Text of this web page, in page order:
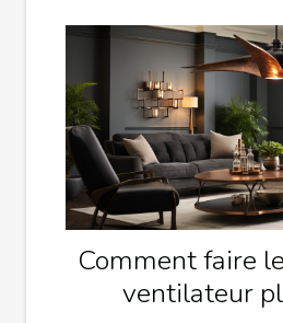
Comment faire
ventilateur